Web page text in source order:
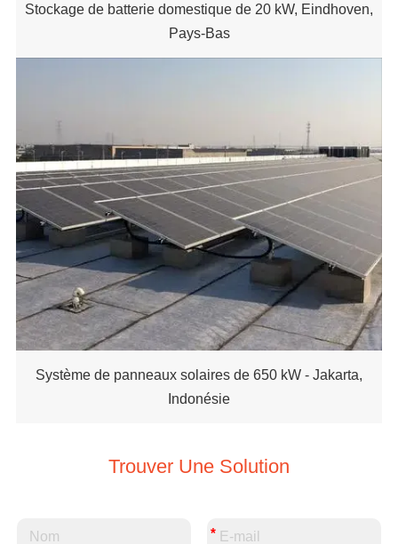
Stockage de batterie domestique de 20 kW, Eindhoven,
Pays-Bas
Système de panneaux solaires de 650 kW - Jakarta,
Indonésie
Trouver Une Solution
*